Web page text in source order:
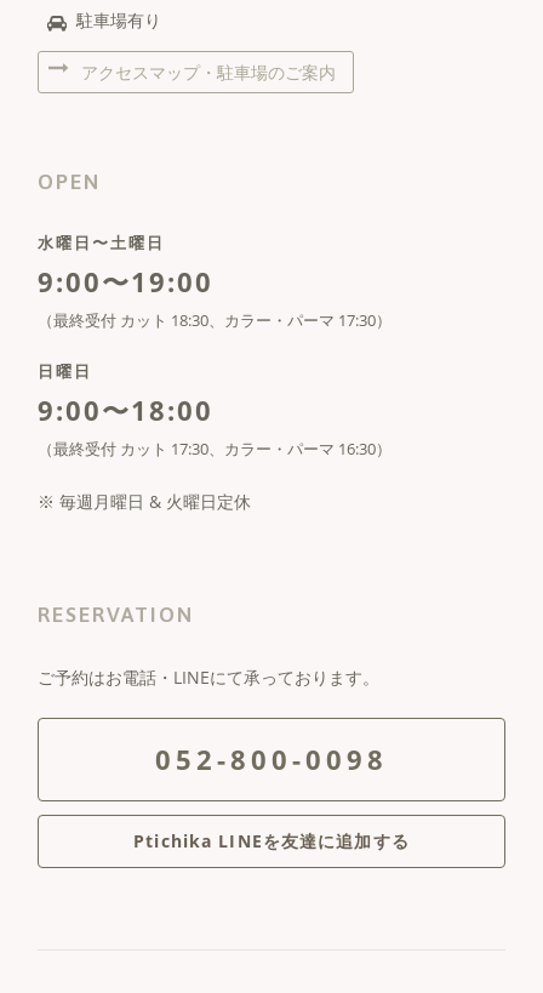
駐車場有り
アクセスマップ・駐車場のご案内
OPEN
水曜日〜土曜日
9:00〜19:00
（最終受付 カット 18:30、カラー・パーマ 17:30）
日曜日
9:00〜18:00
（最終受付 カット 17:30、カラー・パーマ 16:30）
※ 毎週月曜日 & 火曜日定休
RESERVATION
ご予約はお電話・LINEにて承っております。
052-800-0098
Ptichika LINEを友達に追加する